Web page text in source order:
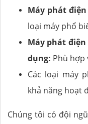
Máy phát
loại máy phổ
Máy phát
dụng: Phù hợp
Các loại máy
khả năng hoạt
Chúng tôi có đội